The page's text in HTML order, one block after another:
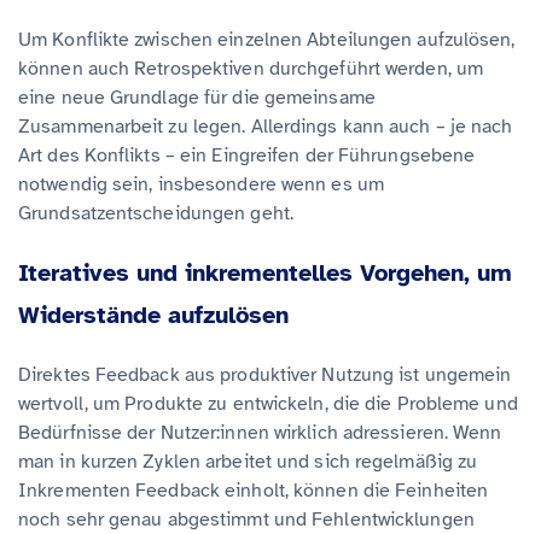
Um Konflikte zwischen einzelnen Abteilungen aufzulösen,
können auch Retrospektiven durchgeführt werden, um
eine neue Grundlage für die gemeinsame
Zusammenarbeit zu legen. Allerdings kann auch – je nach
Art des Konflikts – ein Eingreifen der Führungsebene
notwendig sein, insbesondere wenn es um
Grundsatzentscheidungen geht.
Iteratives und inkrementelles Vorgehen, um
Widerstände aufzulösen
Direktes Feedback aus produktiver Nutzung ist ungemein
wertvoll, um Produkte zu entwickeln, die die Probleme und
Bedürfnisse der Nutzer:innen wirklich adressieren. Wenn
man in kurzen Zyklen arbeitet und sich regelmäßig zu
Inkrementen Feedback einholt, können die Feinheiten
noch sehr genau abgestimmt und Fehlentwicklungen